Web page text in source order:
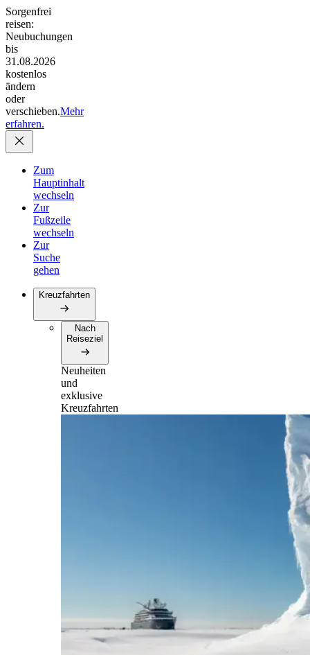
Sorgenfrei
reisen:
Neubuchungen
bis
31.08.2026
kostenlos
ändern
oder
verschieben.Mehr
erfahren.
Zum
Hauptinhalt
wechseln
Zur
Fußzeile
wechseln
Zur
Suche
gehen
Kreuzfahrten
Nach
Reiseziel
Neuheiten
und
exklusive
Kreuzfahrten